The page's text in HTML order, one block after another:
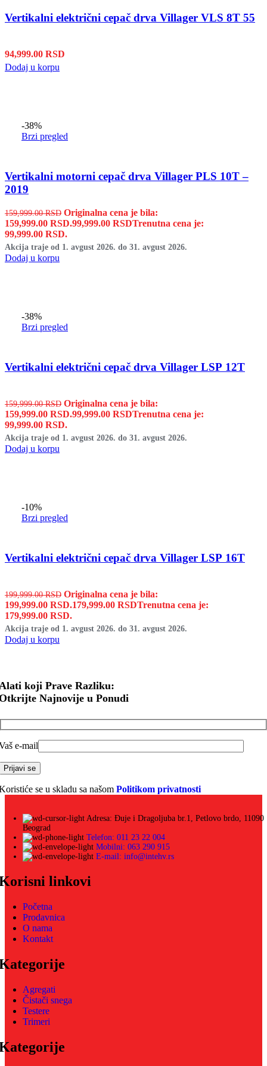
Vertikalni električni cepač drva Villager VLS 8T 55
94,999.00 RSD
Dodaj u korpu
-38%
Brzi pregled
Vertikalni motorni cepač drva Villager PLS 10T –
2019
159,999.00RSD Originalna cena je bila:
159,999.00 RSD.99,999.00 RSDTrenutna cena je:
99,999.00 RSD.
Akcija traje od 1. avgust 2026. do 31. avgust 2026.
Dodaj u korpu
-38%
Brzi pregled
Vertikalni električni cepač drva Villager LSP 12T
159,999.00RSD Originalna cena je bila:
159,999.00 RSD.99,999.00 RSDTrenutna cena je:
99,999.00 RSD.
Akcija traje od 1. avgust 2026. do 31. avgust 2026.
Dodaj u korpu
-10%
Brzi pregled
Vertikalni električni cepač drva Villager LSP 16T
199,999.00RSD Originalna cena je bila:
199,999.00 RSD.179,999.00 RSDTrenutna cena je:
179,999.00 RSD.
Akcija traje od 1. avgust 2026. do 31. avgust 2026.
Dodaj u korpu
koji Prave Razliku:
Najnovije u Ponudi
e-mail
se u skladu sa našom Politikom privatnosti
Adresa: Đuje i Dragoljuba br.1, Petlovo brdo, 11090
Beograd
Telefon: 011 23 22 004
Mobilni: 063 290 915
E-mail: info@intehv.rs
linkovi
Početna
Prodavnica
O nama
Kontakt
Agregati
Čistači snega
Testere
Trimeri